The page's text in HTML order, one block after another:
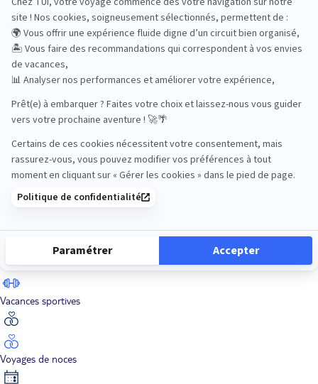
Road Trips
Safari
Sénior
Vacances sportives
Voyages de noces